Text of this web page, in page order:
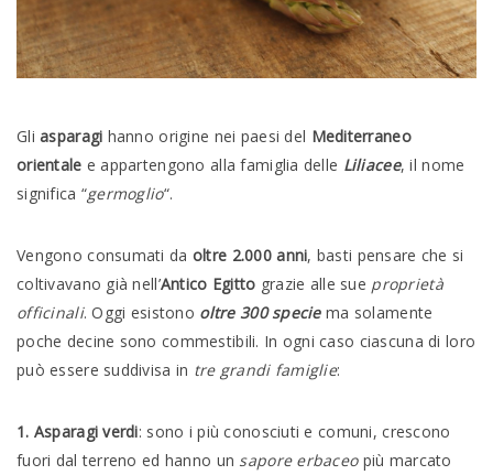
Gliasparagi hanno origine nei paesi del Mediterraneo
orientale e appartengono alla famiglia delle Liliacee, il nome
significa “germoglio“.
Vengono consumati da oltre 2.000 anni, basti pensare che si
coltivavano già nell’Antico Egitto grazie alle sue proprietà
officinali. Oggi esistono oltre 300 speciema solamente
poche decine sono commestibili. In ogni caso ciascuna di loro
può essere suddivisa in tre grandi famiglie:
1. Asparagi verdi: sono i più conosciuti e comuni, crescono
fuori dal terreno ed hanno un sapore erbaceopiù marcato